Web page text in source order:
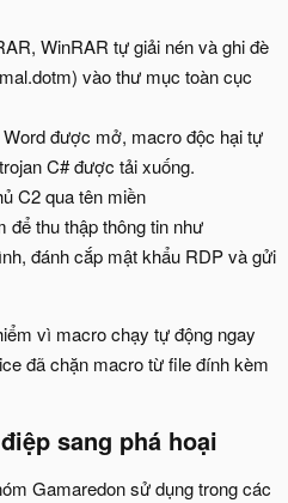
WinRAR tự giải nén và ghi đè
vào thư mục toàn cục
được mở, macro độc hại tự
C# được tải xuống.
C2 qua tên miền
để thu thập thông tin như
đánh cắp mật khẩu RDP và gửi
vì macro chạy tự động ngay
đã chặn macro từ file đính kèm
sang phá hoại​
Gamaredon sử dụng trong các